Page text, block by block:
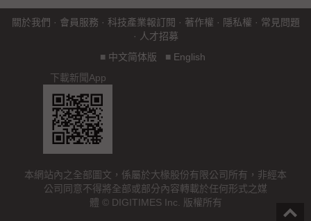
關於我們 · 會員服務 · 科技產業報訂閱 · 著作權 · 隱私權 · 常見問題
· 人才招募
■ 中文简体版 ■ English
下載新聞App
本網站內之全部圖文，係屬於大椽股份有限公司所有，非經本
公司同意不得將全部或部分內容轉載於任何形式之媒
體 © DIGITIMES Inc. 版權所有